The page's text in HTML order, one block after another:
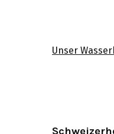
Unser